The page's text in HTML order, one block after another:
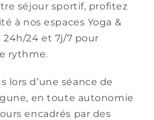
séjour sportif, profitez
à nos espaces Yoga &
24h/24 et 7j/7 pour
rythme.
lors d’une séance de
en toute autonomie
encadrés par des